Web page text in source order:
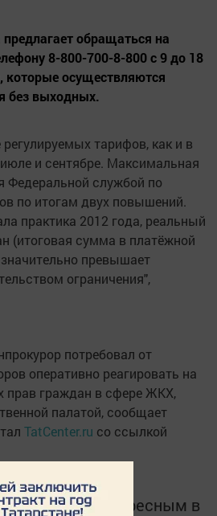
обращаться на
8-800-700-8-800 с 9 до 18
которые осуществляются
без выходных.
тарифов, как и в
и сентябре. Максимальная
Федеральной службой по
по итогам двух повышений.
практика 2012 года, реальный
(итоговая сумма в платёжной
превышает
ограничения",
потребовал от
оперативно реагировать на
прав граждан в сфере ЖКХ,
палатой, сообщает
TatCenter.ru со ссылкой
важным и интересным в